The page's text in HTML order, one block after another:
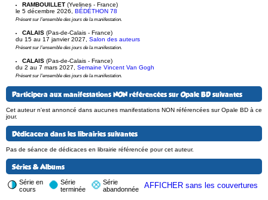
RAMBOUILLET (Yvelines - France)
le 5 décembre 2026
BÉDÉTHON 78
Présent sur l'ensemble des jours de la manifestation.
CALAIS (Pas-de-Calais - France)
du 15 au 17 janvier 2027
Salon des auteurs
Présent sur l'ensemble des jours de la manifestation.
CALAIS (Pas-de-Calais - France)
du 2 au 7 mars 2027
Semaine Vincent Van Gogh
Présent sur l'ensemble des jours de la manifestation.
Participera aux manifestations NON référencées sur Opale BD suivantes
Cet auteur n'est annoncé dans aucunes manifestations NON référencées sur Opale BD à ce
jour.
Dédicacera dans les librairies suivantes
Pas de séance de dédicaces en librairie référencée pour cet auteur.
Séries & Albums
Série en
cours
Série
terminée
Série
abandonnée
AFFICHER sans les couvertures